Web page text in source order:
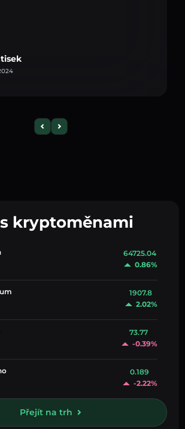
kryptoměnami
64725.04
0.86%
1907.8
2.02%
73.77
-0.39%
0.189
-2.22%
Přejít na trh